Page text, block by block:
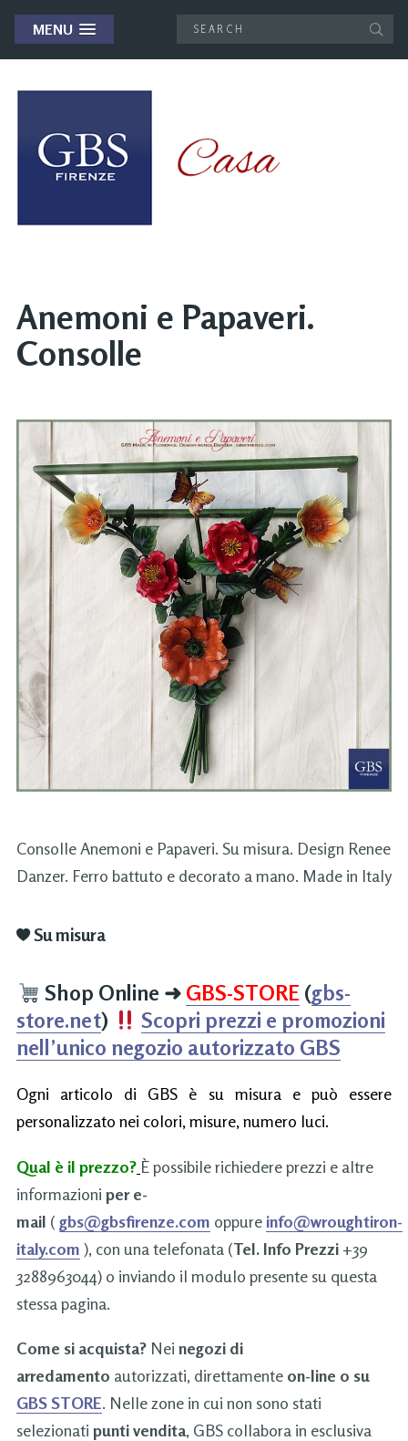
MENU
Anemoni e Papaveri.
Consolle
Consolle Anemoni e Papaveri. Su misura. Design Renee
Danzer. Ferro battuto e decorato a mano. Made in Italy
Su misura
Shop Online ➜ GBS-STORE (gbs-
store.net)
Scopri prezzi e promozioni
nell’unico negozio autorizzato GBS
Ogni articolo di GBS è su misura e può essere
personalizzato nei colori, misure, numero luci.
Qual è il prezzo? È possibile richiedere prezzi e altre
informazioni per e-
mail ( gbs@gbsfirenze.com oppure info@wroughtiron-
italy.com ), con una telefonata (Tel. Info Prezzi +39
3288963044) o inviando il modulo presente su questa
stessa pagina.
Come si acquista? Nei negozi di
arredamento autorizzati, direttamente on-line o su
GBS STORE. Nelle zone in cui non sono stati
selezionati punti vendita, GBS collabora in esclusiva